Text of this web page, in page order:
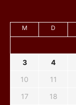
M D
3
4
10
11
17
18